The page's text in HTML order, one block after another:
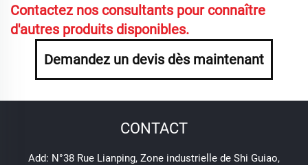
Contactez nos consultants pour connaître
d'autres produits disponibles.
Demandez un devis dès maintenant
CONTACT
Add: N°38 Rue Lianping, Zone industrielle de Shi Guiao,